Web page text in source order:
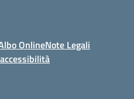
OnlineNote Legali